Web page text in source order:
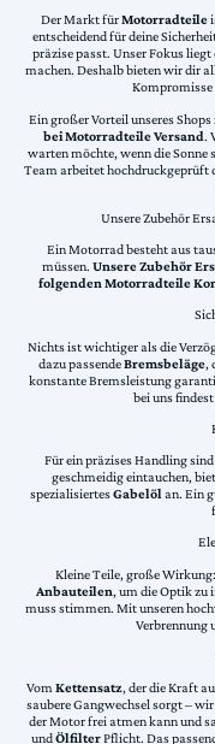
Der Markt fürMotorradteile
entscheidend für deine
präzise passt. Unser Fokus
machen. Deshalb bieten wir dir
Kompromisse
Ein großer Vorteil unseres Shops
bei Motorradteile Versand.
warten möchte, wenn die Sonne
Team arbeitet hochdruckgeprüft
Unsere Zubehör
Ein Motorrad besteht aus
müssen. Unsere Zubehör
folgenden Motorradteile
Nichts ist wichtiger als die
dazu passendeBremsbeläge,
konstante Bremsleistung
bei uns
Für ein präzises Handling
geschmeidig eintauchen,
spezialisiertesGabelölan. Ein
Kleine Teile, große Wirkung:
Anbauteilen, um die Optik zu
muss stimmen. Mit unseren
Verbrennung
VomKettensatz, der die Kraft
saubere Gangwechsel sorgt –
der Motor frei atmen kann und
undÖlfilterPflicht. Das